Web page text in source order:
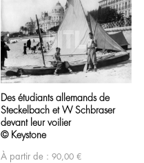
Des étudiants allemands de
Steckelbach et W Schbraser
devant leur voilier
© Keystone
À partir de : 90,00 €